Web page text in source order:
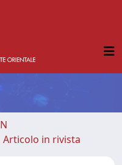
Articolo in rivista